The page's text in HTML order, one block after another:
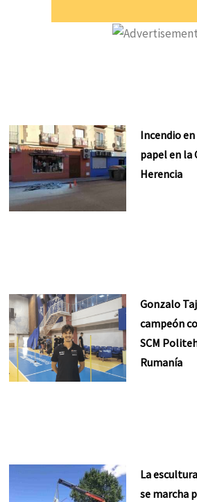
Incendio
papel en la
Herencia
Gonzalo
campeón
SCM
Rumanía
La
se marcha